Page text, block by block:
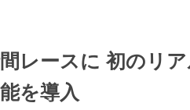
レースに 初のリア
を導入